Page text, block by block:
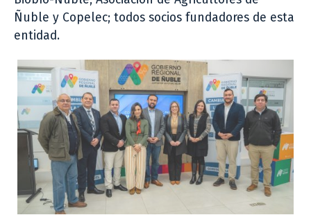
Ñuble y Copelec; todos socios fundadores de esta
entidad.